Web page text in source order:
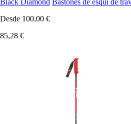
Desde 100,00 €
85,28 €